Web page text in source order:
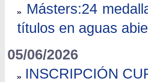
Másters:24
títulos en aguas
05/06/2026
INSCRIPCIÓN